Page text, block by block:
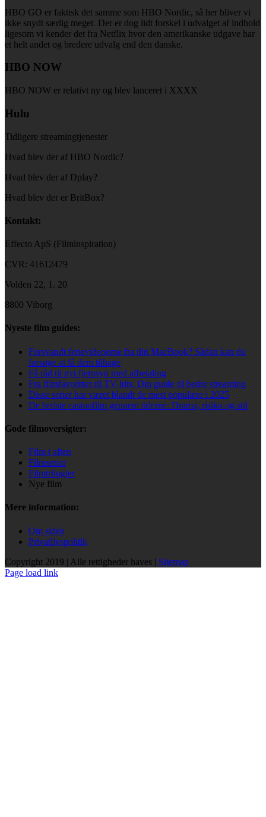
HBO GO er faktisk det samme som HBO Nordic, så her bliver vi
ikke snydt særlig meget. Der er dog lidt forskel i udvalget af indhold
ligesom vi kender det fra Netflix hvor den amerikanske udgave har
et helt andet og bredere udvalg end den danske.
HBO NOW
HBO NOW er relativt ny og blev lanceret i XXXX
Hulu
Tidligere streamingtjenester
Hvad blev der af HBO Nordic?
Hvad blev der af Dplay?
Hvad blev der er BritBox?
Kontakt:
Effecto ApS (Filminspiration)
CVR: 41612479
Volden 22, 1. 20
8800 Viborg
Nyeste film guides:
Forsvandt ferievideoerne fra din MacBook? Sådan kan du
forsøge at få dem tilbage
Få råd til nyt fjernsyn med afbetaling
Fra filmfavoritter til TV-hits: Din guide til bedre streaming
Disse serier har været blandt de mest populære i 2025
De bedste casinofilm gennem tiderne: Drama, risiko og stil
Gode filmoversigter:
Film i aften
Filmserier
Filmtrilogier
Nye film
Mere information:
Om siden
Privatlivspolitik
Copyright 2019 | Alle rettigheder haves | Sitemap
Page load link